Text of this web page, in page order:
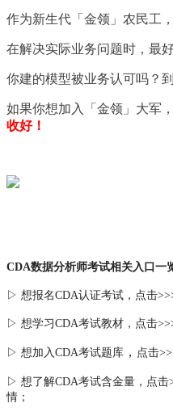
作为新生代「金领」农民工
在解决实际业务问题时，最
你建的模型被业务认可吗？
如果你想加入「金领」大军
收好！
CDA数据分析师考试相关入口一
▷ 想报名CDA认证考试，点击
▷ 想学习CDA考试教材，点击
▷ 想加入 CDA考试题库 ， 点击
▷ 想了解CDA考试含金量 ，点击
情；